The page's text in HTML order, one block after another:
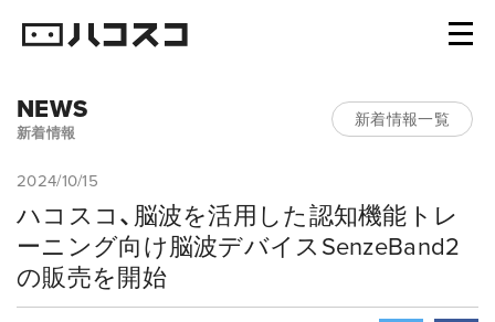
NEWS
新着情報
新着情報一覧
2024/10/15
ハコスコ、脳波を活用した認知機能トレ
ーニング向け脳波デバイスSenzeBand2
の販売を開始